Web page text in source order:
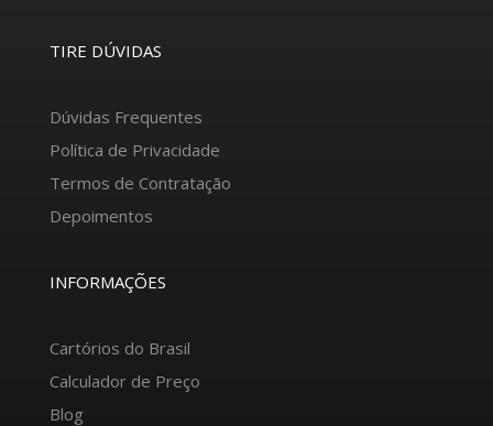
TIRE DÚVIDAS
Dúvidas Frequentes
Política de Privacidade
Termos de Contratação
Depoimentos
INFORMAÇÕES
Cartórios do Brasil
Calculador de Preço
Blog